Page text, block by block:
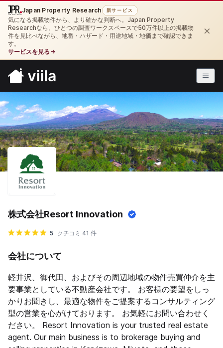
Japan Property Research 新サービス
気になる掲載物件から、より確かな判断へ。Japan Property
Researchなら、ひとつの調査ワークスペースで50万件以上の掲載物
件を見比べながら、地番・ハザード・用途地域・地価まで確認できま
す。
サービスを見る →
×
株式会社Resort Innovation
5 クチコミ 41 件
会社について
軽井沢、御代田、およびその周辺地域の物件売買仲介を主
要事業としている不動産会社です。 お客様の要望をしっ
かりお聞きし、最適な物件をご提案するコンサルティング
型の営業を心がけております。 お気軽にお問い合わせく
ださい。 Resort Innovation is your trusted real estate
agent. Our main business is to brokerage buying and